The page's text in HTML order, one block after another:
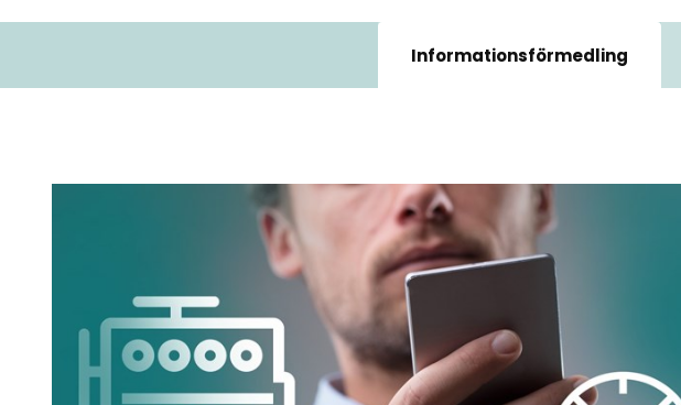
Informationsförmedling